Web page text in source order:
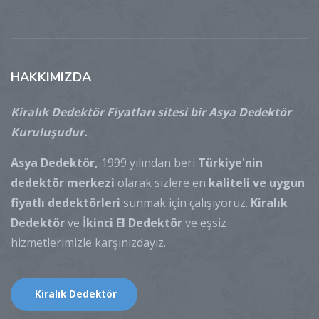
HAKKIMIZDA
Kiralık Dedektör Fiyatları sitesi bir Asya Dedektör
Kuruluşudur.
Asya Dedektör, 1999 yılından beri Türkiye'nin
dedektör merkezi olarak sizlere en kaliteli ve uygun
fiyatlı dedektörleri sunmak için çalışıyoruz. Kiralık
Dedektörve İkinci El Dedektörve eşsiz
hizmetlerimizle karşınızdayız.
Kiralık Dedektör